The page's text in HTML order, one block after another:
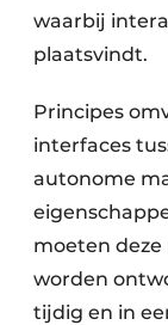
waarbij
plaatsvindt.
Principes
interfaces
autonome
moeten
worden
tijdig en in